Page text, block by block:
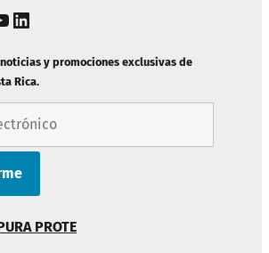
LinkedIn
y promociones exclusivas de
Rica.
PROTE